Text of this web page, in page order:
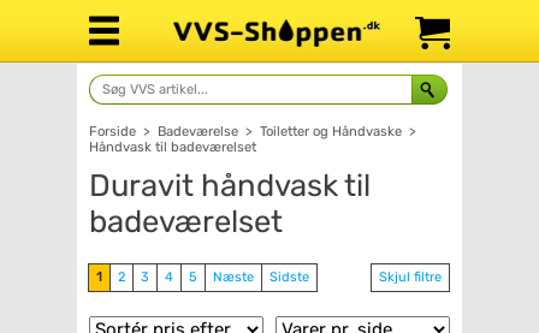
Forside > Badeværelse > Toiletter og Håndvaske >
Håndvask til badeværelset
Duravit håndvask til
badeværelset
1 2 3 4 5 Næste Sidste Skjul filtre